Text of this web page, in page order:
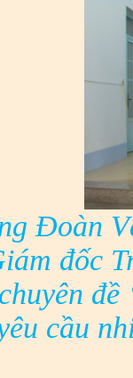
Đoàn
đốc
chuyên
cầu